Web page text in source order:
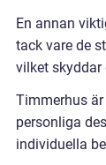
En annan
tack vare de
vilket skyddar
Timmerhus
personliga
individuella